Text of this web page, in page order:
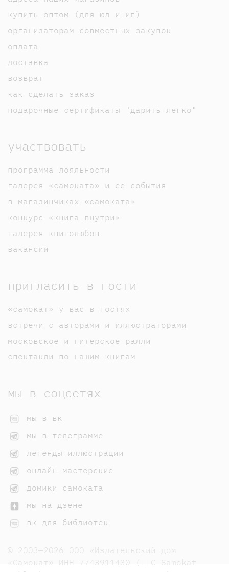
купить оптом (для юл и ип)
организаторам совместных закупок
оплата
доставка
возврат
как сделать заказ
подарочные сертификаты "дарить легко"
участвовать
программа лояльности
галерея «самоката» и ее события
в магазинчиках «самоката»
конкурс «книга внутри»
галерея книголюбов
вакансии
пригласить в гости
«самокат» у вас в гостях
встречи с авторами и иллюстраторами
московское и питерское ралли
спектакли по нашим книгам
мы в соцсетях
мы в вк
мы в телеграмме
легенды иллюстрации
онлайн-мастерские
домики самоката
мы на дзене
вк для библиотек
© 2003—2026 ООО «Издательский дом
«Самокат» ИНН 7743911430 (LLC Samokat